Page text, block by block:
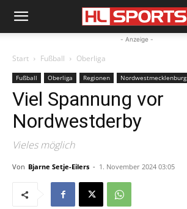
- Anzeige -
Start Fußball Oberliga
Fußball Oberliga Regionen Nordwestmecklenburg
Viel Spannung vor
Nordwestderby
Vieles möglich
Von Bjarne Setje-Eilers - 1. November 2024 03:05